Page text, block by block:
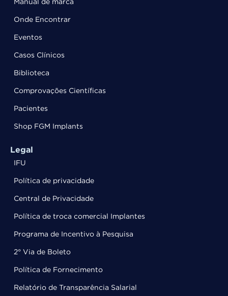
Manual de marca
Onde Encontrar
Eventos
Casos Clínicos
Biblioteca
Comprovações Científicas
Pacientes
Shop FGM Implants
Legal
IFU
Política de privacidade
Central de Privacidade
Política de troca comercial Implantes
Programa de Incentivo à Pesquisa
2° Via de Boleto
Política de Fornecimento
Relatório de Transparência Salarial